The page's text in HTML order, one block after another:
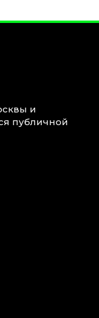
и
публичной